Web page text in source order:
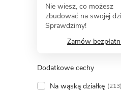
Nie wiesz, co możesz
zbudować na swojej
Sprawdzimy!
Zamów
Dodatkowe cechy
Na wąską działkę (213)